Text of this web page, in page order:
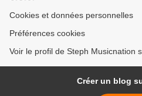
Cookies et données personnelles
Préférences cookies
Voir le profil de Steph Musicnation
Créer un blog